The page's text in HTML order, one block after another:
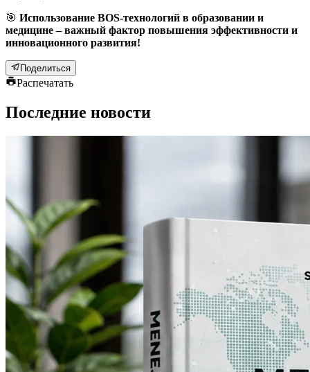
🎯 Использование BOS-технологий в образовании и
медицине – важный фактор повышения эффективности и
инновационного развития!
Поделиться
Распечатать
Последние новости